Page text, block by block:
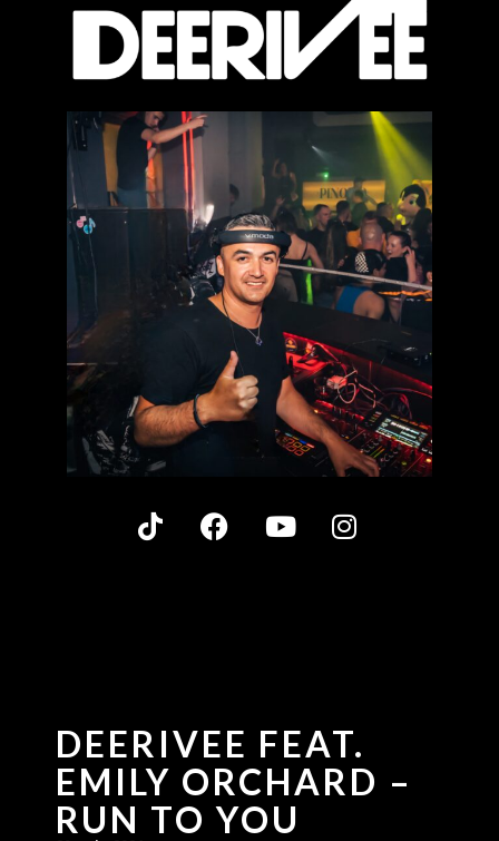
DEERIVEE FEAT.
EMILY ORCHARD –
RUN TO YOU